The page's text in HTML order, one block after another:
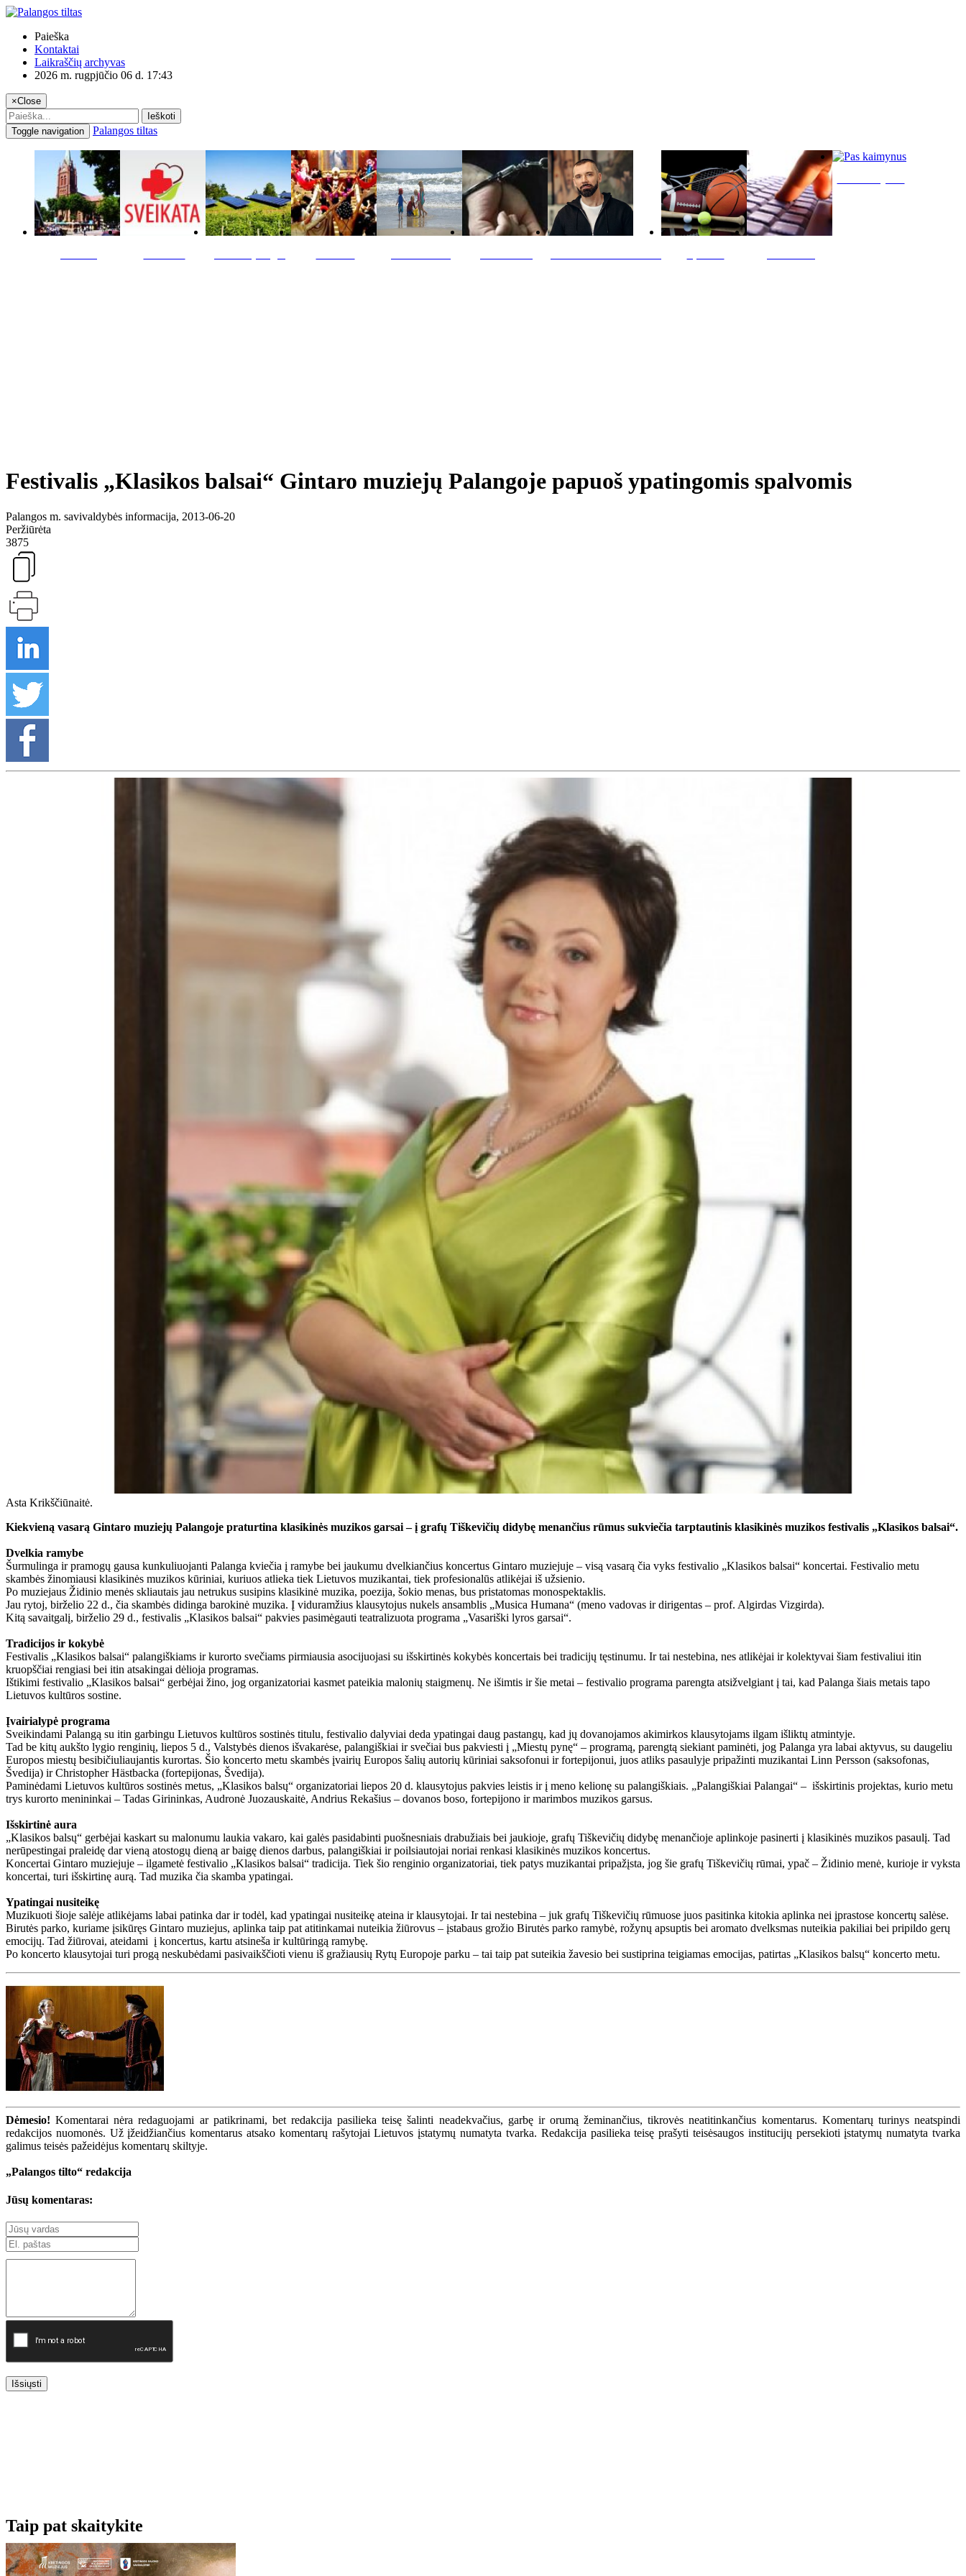
Paieška
Kontaktai
Laikraščių archyvas
2026 m. rugpjūčio 06 d. 17:43
×Close
Ieškoti
Toggle navigation
Palangos tiltas
Festivalis „Klasikos balsai“ Gintaro muziejų Palangoje papuoš ypatingomis spalvomis
Palangos m. savivaldybės informacija, 2013-06-20
Peržiūrėta
3875
Asta Krikščiūnaitė.
Kiekvieną vasarą Gintaro muziejų Palangoje praturtina klasikinės muzikos garsai – į grafų Tiškevičių didybę menančius rūmus sukviečia tarptautinis klasikinės muzikos festivalis „Klasikos balsai“.
Dvelkia ramybe
Šurmulinga ir pramogų gausa kunkuliuojanti Palanga kviečia į ramybe bei jaukumu dvelkiančius koncertus Gintaro muziejuje – visą vasarą čia vyks festivalio „Klasikos balsai“ koncertai. Festivalio metu
skambės žinomiausi klasikinės muzikos kūriniai, kuriuos atlieka tiek Lietuvos muzikantai, tiek profesionalūs atlikėjai iš užsienio.
Po muziejaus Židinio menės skliautais jau netrukus susipins klasikinė muzika, poezija, šokio menas, bus pristatomas monospektaklis.
Jau rytoj, birželio 22 d., čia skambės didinga barokinė muzika. Į viduramžius klausytojus nukels ansamblis „Musica Humana“ (meno vadovas ir dirigentas – prof. Algirdas Vizgirda).
Kitą savaitgalį, birželio 29 d., festivalis „Klasikos balsai“ pakvies pasimėgauti teatralizuota programa „Vasariški lyros garsai“.
Tradicijos ir kokybė
Festivalis „Klasikos balsai“ palangiškiams ir kurorto svečiams pirmiausia asocijuojasi su išskirtinės kokybės koncertais bei tradicijų tęstinumu. Ir tai nestebina, nes atlikėjai ir kolektyvai šiam festivaliui itin
kruopščiai rengiasi bei itin atsakingai dėlioja programas.
Ištikimi festivalio „Klasikos balsai“ gerbėjai žino, jog organizatoriai kasmet pateikia malonių staigmenų. Ne išimtis ir šie metai – festivalio programa parengta atsižvelgiant į tai, kad Palanga šiais metais tapo
Lietuvos kultūros sostine.
Įvairialypė programa
Sveikindami Palangą su itin garbingu Lietuvos kultūros sostinės titulu, festivalio dalyviai deda ypatingai daug pastangų, kad jų dovanojamos akimirkos klausytojams ilgam išliktų atmintyje.
Tad be kitų aukšto lygio renginių, liepos 5 d., Valstybės dienos išvakarėse, palangiškiai ir svečiai bus pakviesti į „Miestų pynę“ – programą, parengtą siekiant paminėti, jog Palanga yra labai aktyvus, su daugeliu
Europos miestų besibičiuliaujantis kurortas. Šio koncerto metu skambės įvairių Europos šalių autorių kūriniai saksofonui ir fortepijonui, juos atliks pasaulyje pripažinti muzikantai Linn Persson (saksofonas,
Švedija) ir Christopher Hästbacka (fortepijonas, Švedija).
Paminėdami Lietuvos kultūros sostinės metus, „Klasikos balsų“ organizatoriai liepos 20 d. klausytojus pakvies leistis ir į meno kelionę su palangiškiais. „Palangiškiai Palangai“ – išskirtinis projektas, kurio metu
trys kurorto menininkai – Tadas Girininkas, Audronė Juozauskaitė, Andrius Rekašius – dovanos boso, fortepijono ir marimbos muzikos garsus.
Išskirtinė aura
„Klasikos balsų“ gerbėjai kaskart su malonumu laukia vakaro, kai galės pasidabinti puošnesniais drabužiais bei jaukioje, grafų Tiškevičių didybę menančioje aplinkoje pasinerti į klasikinės muzikos pasaulį. Tad
nerūpestingai praleidę dar vieną atostogų dieną ar baigę dienos darbus, palangiškiai ir poilsiautojai noriai renkasi klasikinės muzikos koncertus.
Koncertai Gintaro muziejuje – ilgametė festivalio „Klasikos balsai“ tradicija. Tiek šio renginio organizatoriai, tiek patys muzikantai pripažįsta, jog šie grafų Tiškevičių rūmai, ypač – Židinio menė, kurioje ir vyksta
koncertai, turi išskirtinę aurą. Tad muzika čia skamba ypatingai.
Ypatingai nusiteikę
Muzikuoti šioje salėje atlikėjams labai patinka dar ir todėl, kad ypatingai nusiteikę ateina ir klausytojai. Ir tai nestebina – juk grafų Tiškevičių rūmuose juos pasitinka kitokia aplinka nei įprastose koncertų salėse.
Birutės parko, kuriame įsikūręs Gintaro muziejus, aplinka taip pat atitinkamai nuteikia žiūrovus – įstabaus grožio Birutės parko ramybė, rožynų apsuptis bei aromato dvelksmas nuteikia pakiliai bei pripildo gerų
emocijų. Tad žiūrovai, ateidami į koncertus, kartu atsineša ir kultūringą ramybę.
Po koncerto klausytojai turi progą neskubėdami pasivaikščioti vienu iš gražiausių Rytų Europoje parku – tai taip pat suteikia žavesio bei sustiprina teigiamas emocijas, patirtas „Klasikos balsų“ koncerto metu.
Dėmesio! Komentarai nėra redaguojami ar patikrinami, bet redakcija pasilieka teisę šalinti neadekvačius, garbę ir orumą žeminančius, tikrovės neatitinkančius komentarus. Komentarų turinys neatspindi
redakcijos nuomonės. Už įžeidžiančius komentarus atsako komentarų rašytojai Lietuvos įstatymų numatyta tvarka. Redakcija pasilieka teisę prašyti teisėsaugos institucijų persekioti įstatymų numatyta tvarka
galimus teisės pažeidėjus komentarų skiltyje.
„Palangos tilto“ redakcija
Jūsų komentaras:
Išsiųsti
Taip pat skaitykite